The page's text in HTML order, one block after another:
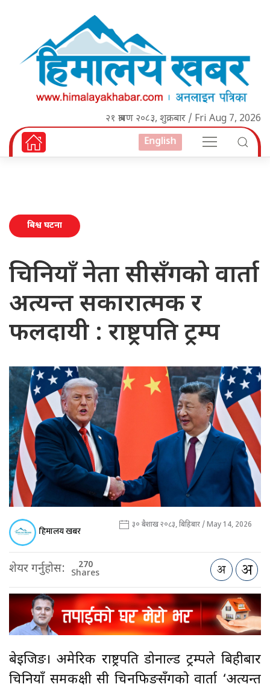
२१ श्रावण २०८३, शुक्रबार / Fri Aug 7, 2026
English
बिश्व घटना
चिनियाँ नेता सीसँगको वार्ता
अत्यन्त सकारात्मक र
फलदायी : राष्ट्रपति ट्रम्प
हिमालय खबर ३० बैशाख २०८३, बिहिबार / May 14, 2026
शेयर गर्नुहोस: 270
Shares
बेइजिङ। अमेरिकी राष्ट्रपति डोनाल्ड ट्रम्पले बिहीबार
चिनियाँ समकक्षी सी चिनफिङसँगको वार्ता ‘अत्यन्त